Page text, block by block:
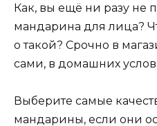
Как, вы ещё ни разу не
мандарина для лица?
о такой? Срочно в
сами, в домашних
Выберите самые
мандарины, если они